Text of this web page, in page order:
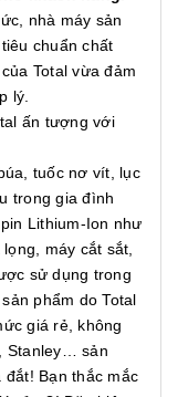
nhà máy sản
chuẩn chất
Total vừa đảm
lý.
ấn tượng với
tuốc nơ vít, lục
trong gia đình
Lithium-Ion như
máy cắt sắt,
sử dụng trong
phẩm do Total
giá rẻ, không
Stanley… sản
đắt! Bạn thắc mắc